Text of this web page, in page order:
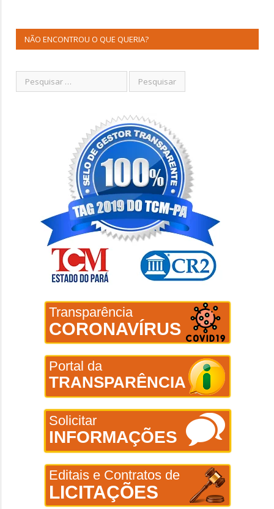
NÃO ENCONTROU O QUE QUERIA?
Transparência
CORONAVÍRUS
Portal da
TRANSPARÊNCIA
Solicitar
INFORMAÇÕES
Editais e Contratos de
LICITAÇÕES